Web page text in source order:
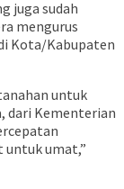
juga sudah
mengurus
Kota/Kabupaten
untuk
dari Kementerian
untuk umat,”